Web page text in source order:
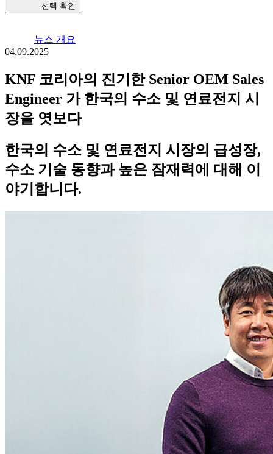
선택 확인
뉴스 개요
04.09.2025
KNF 코리아의 진기한 Senior OEM Sales
Engineer 가 한국의 수소 및 연료전지 시
장을 엿보다
한국의 수소 및 연료전지 시장의 급성장,
수소 기술 동향과 높은 잠재력에 대해 이
야기합니다.